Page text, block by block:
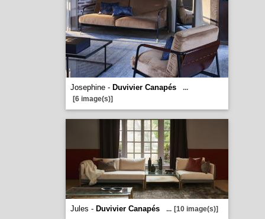
Josephine - Duvivier Canapés
...
[6 image(s)]
Jules - Duvivier Canapés ... [10 image(s)]